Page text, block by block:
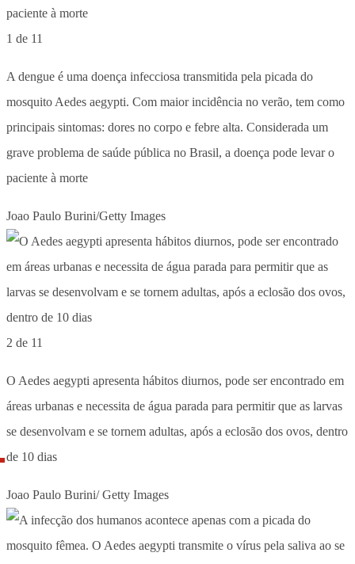
1 de 11
A dengue é uma doença infecciosa transmitida pela picada do
mosquito Aedes aegypti. Com maior incidência no verão, tem como
principais sintomas: dores no corpo e febre alta. Considerada um
grave problema de saúde pública no Brasil, a doença pode levar o
paciente à morte
Joao Paulo Burini/Getty Images
2 de 11
O Aedes aegypti apresenta hábitos diurnos, pode ser encontrado em
áreas urbanas e necessita de água parada para permitir que as larvas
se desenvolvam e se tornem adultas, após a eclosão dos ovos, dentro
de 10 dias
Joao Paulo Burini/ Getty Images